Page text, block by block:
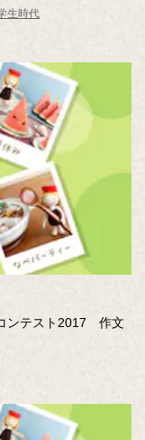
生時代
ンテスト2017 作文